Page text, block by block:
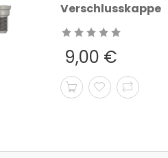
Verschlusskappe
9,00 €